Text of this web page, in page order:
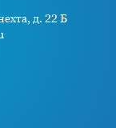
д. 22 Б